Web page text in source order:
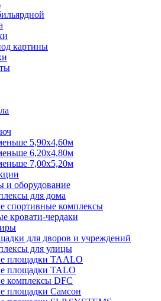
картины
5,90х4,60м
6,20х4,80м
7,00х5,20м
и оборудование
для дома
спортивные комплексы
кровати-чердаки
для дворов и учреждений
для улицы
площадки TAALO
площадки TALO
комплексы DFC
площадки Самсон